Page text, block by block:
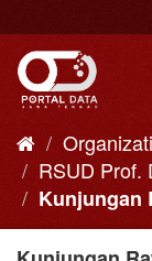
to
content
RSUD Prof.
Kunjungan